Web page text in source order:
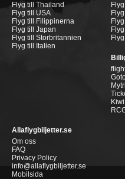
Flyg till Thailand
Flyg till USA
Flyg till Filippinerna
Flyg till Japan
Flyg till Storbritannien
Flyg till Italien
Kiwi
Allaflygbiljetter.se
Om oss
FAQ
Privacy Policy
info@allaflygbiljetter.se
Mobilsida